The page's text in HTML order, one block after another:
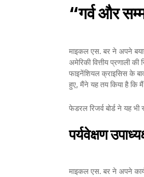
“गर्व और
माइकल एस. बर ने अपने
अमेरिकी वित्तीय प्रणाली
फाइनेंशियल क्राइसिस के
हुए, मैंने यह तय किया है कि
फेडरल रिजर्व बोर्ड ने यह भी
पर्यवेक्षण
माइकल एस. बर ने अपने